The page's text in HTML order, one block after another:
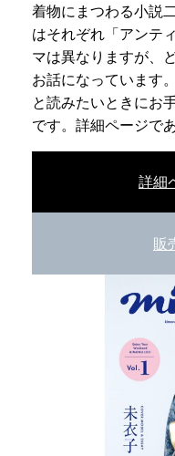
着物にまつわる小説
はそれぞれ「アンテ
マは異なりますが、
お話になっています
と読みたいときにお
です。詳細ページで
詳細
販